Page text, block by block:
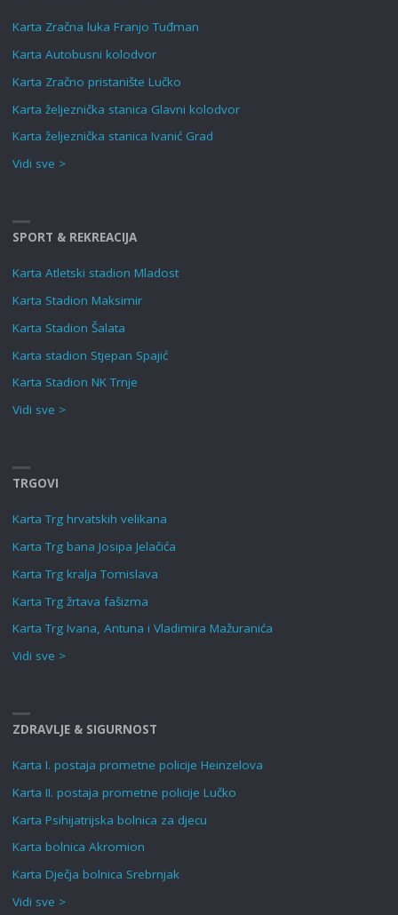
Karta Zračna luka Franjo Tuđman
Karta Autobusni kolodvor
Karta Zračno pristanište Lučko
Karta željeznička stanica Glavni kolodvor
Karta željeznička stanica Ivanić Grad
Vidi sve >
SPORT & REKREACIJA
Karta Atletski stadion Mladost
Karta Stadion Maksimir
Karta Stadion Šalata
Karta stadion Stjepan Spajić
Karta Stadion NK Trnje
Vidi sve >
TRGOVI
Karta Trg hrvatskih velikana
Karta Trg bana Josipa Jelačića
Karta Trg kralja Tomislava
Karta Trg žrtava fašizma
Karta Trg Ivana, Antuna i Vladimira Mažuranića
Vidi sve >
ZDRAVLJE & SIGURNOST
Karta I. postaja prometne policije Heinzelova
Karta II. postaja prometne policije Lučko
Karta Psihijatrijska bolnica za djecu
Karta bolnica Akromion
Karta Dječja bolnica Srebrnjak
Vidi sve >